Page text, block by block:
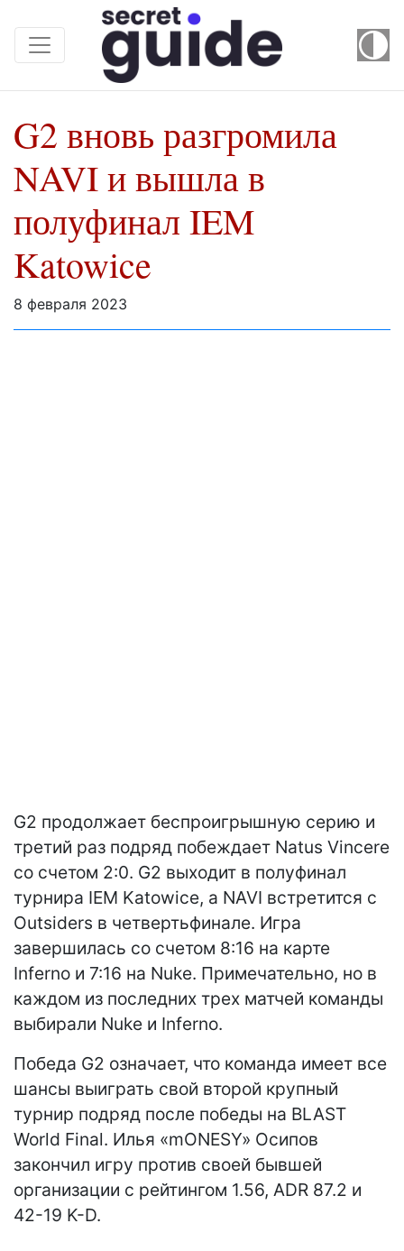
G2 вновь разгромила
NAVI и вышла в
полуфинал IEM
Katowice
8 февраля 2023
G2 продолжает беспроигрышную серию и
третий раз подряд побеждает Natus Vincere
со счетом 2:0. G2 выходит в полуфинал
турнира IEM Katowice, а NAVI встретится с
Outsiders в четвертьфинале. Игра
завершилась со счетом 8:16 на карте
Inferno и 7:16 на Nuke. Примечательно, но в
каждом из последних трех матчей команды
выбирали Nuke и Inferno.
Победа G2 означает, что команда имеет все
шансы выиграть свой второй крупный
турнир подряд после победы на BLAST
World Final. Илья «mONESY» Осипов
закончил игру против своей бывшей
организации с рейтингом 1.56, ADR 87.2 и
42-19 K-D.